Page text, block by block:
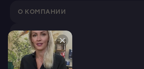
О КОМПАНИИ
ДИЗАЙНЕРАМ
ПОКУПАТЕЛЯМ